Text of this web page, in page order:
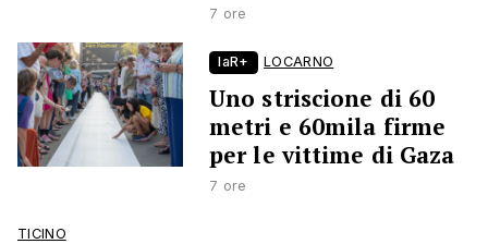
7 ore
laR+ LOCARNO
Uno striscione di 60
metri e 60mila firme
per le vittime di Gaza
7 ore
TICINO